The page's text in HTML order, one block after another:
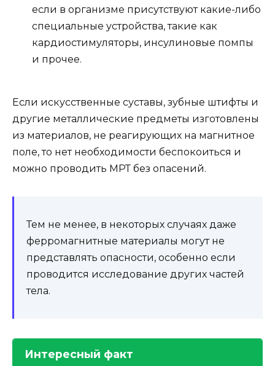
если в организме присутствуют какие-либо
специальные устройства, такие как
кардиостимуляторы, инсулиновые помпы
и прочее.
Если искусственные суставы, зубные штифты и
другие металлические предметы изготовлены
из материалов, не реагирующих на магнитное
поле, то нет необходимости беспокоиться и
можно проводить МРТ без опасений.
Тем не менее, в некоторых случаях даже
ферромагнитные материалы могут не
представлять опасности, особенно если
проводится исследование других частей
тела.
Интересный факт